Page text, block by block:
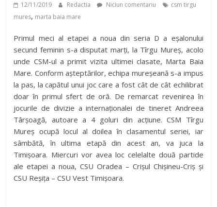
12/11/2019 Redactia Niciun comentariu
csm tirgu
mures, marta baia mare
Primul meci al etapei a noua din seria D a eșalonului
secund feminin s-a disputat marți, la Tîrgu Mureș, acolo
unde CSM-ul a primit vizita ultimei clasate, Marta Baia
Mare. Conform așteptărilor, echipa mureșeană s-a impus
la pas, la capătul unui joc care a fost cât de cât echilibrat
doar în primul sfert de oră. De remarcat revenirea în
jocurile de divizie a internaționalei de tineret Andreea
Târșoagă, autoare a 4 goluri din acțiune. CSM Tîrgu
Mureș ocupă locul al doilea în clasamentul seriei, iar
sâmbătă, în ultima etapă din acest an, va juca la
Timișoara. Miercuri vor avea loc celelalte două partide
ale etapei a noua, CSU Oradea – Crișul Chișineu-Criș și
CSU Reșița – CSU Vest Timișoara.